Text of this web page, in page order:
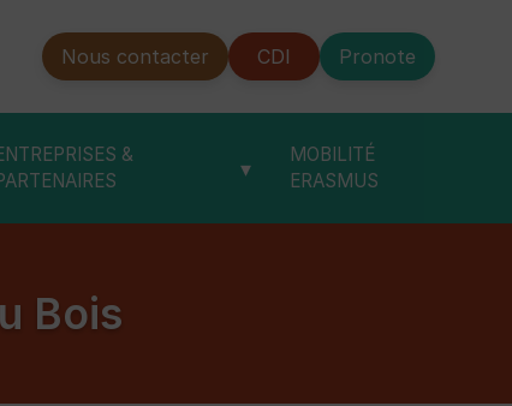
Nous contacter CDI Pronote
&
▾
MOBILITÉ
ERASMUS
Bois